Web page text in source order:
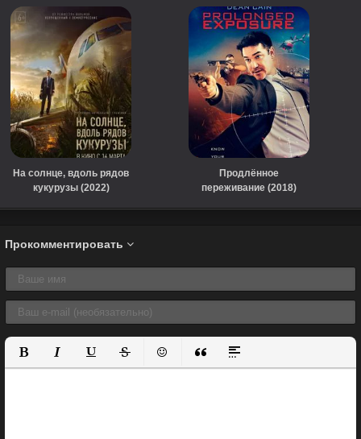
На солнце, вдоль рядов
кукурузы (2022)
Продлённое
переживание (2018)
Прокомментировать
Полужирный
КурсивПодчеркнутый
ЗачеркнутыйВставить смайлик
Вставка цитаты
Вставка спойлера